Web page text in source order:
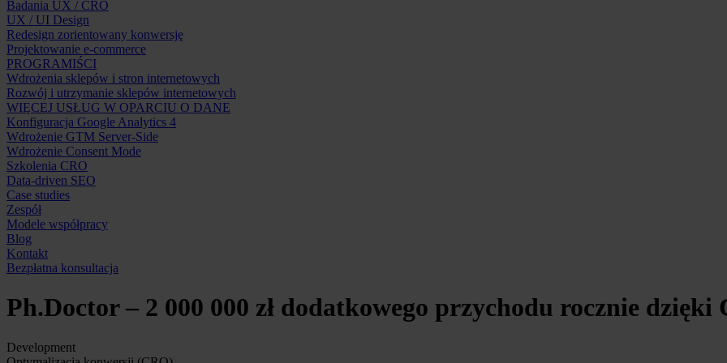
Badania UX / CRO
UX / UI Design
Redesign zorientowany konwersję
Projektowanie e-commerce
PROGRAMIŚCI
Wdrożenia sklepów i stron internetowych
Rozwój i utrzymanie sklepów internetowych
WIĘCEJ USŁUG W OPARCIU O DANE
Konfiguracja Google Analytics 4
Wdrożenie GTM Server-Side
Wdrożenie Consent Mode
Szkolenia CRO
Data-driven SEO
Case studies
Zespół
Modele współpracy
Blog
Kontakt
Bezpłatna konsultacja
Ph.Doctor – 2 000 000 zł dodatkowego przychodu rocznie dzięki
Development